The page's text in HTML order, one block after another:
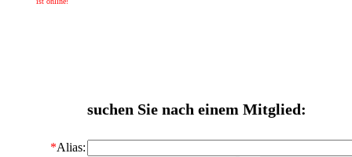
suchen Sie nach einem Mitglied:
*Alias: